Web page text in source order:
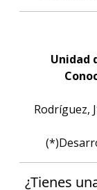
Unidad
Rodríguez,
¿Tienes